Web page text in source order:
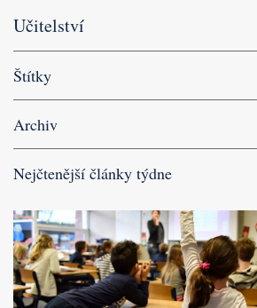
Učitelství
Štítky
Archiv
Nejčtenější články týdne